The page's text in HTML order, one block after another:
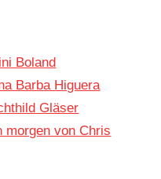
Boland
Barba Higuera
Gläser
morgen von Chris